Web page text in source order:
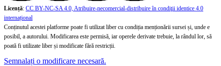
Licență: CC BY-NC-SA 4.0, Atribuire-necomercial-distribuire în condiţii identice 4.0
internațional
Conținutul acestei platforme poate fi utilizat liber cu condiția menționării sursei și, unde e
posibil, a autorului. Modificarea este permisă, iar operele derivate trebuie, la rândul lor, să
poată fi utilizate liber și modificate fără restricții.
Semnalați o modificare necesară.